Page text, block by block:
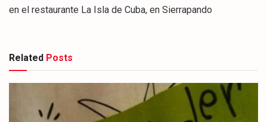
en el restaurante La Isla de Cuba, en Sierrapando
Related Posts